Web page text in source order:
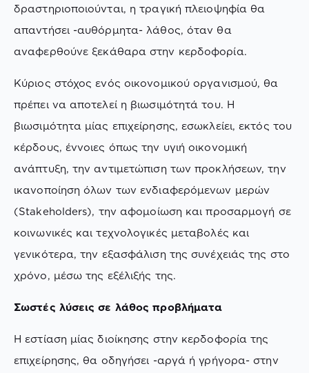
δραστηριοποιούνται, η τραγική πλειοψηφία θα
απαντήσει -αυθόρμητα- λάθος, όταν θα
αναφερθούνε ξεκάθαρα στην κερδοφορία.
Κύριος στόχος ενός οικονομικού οργανισμού, θα
πρέπει να αποτελεί η βιωσιμότητά του. Η
βιωσιμότητα μίας επιχείρησης, εσωκλείει, εκτός του
κέρδους, έννοιες όπως την υγιή οικονομική
ανάπτυξη, την αντιμετώπιση των προκλήσεων, την
ικανοποίηση όλων των ενδιαφερόμενων μερών
(Stakeholders), την αφομοίωση και προσαρμογή σε
κοινωνικές και τεχνολογικές μεταβολές και
γενικότερα, την εξασφάλιση της συνέχειάς της στο
χρόνο, μέσω της εξέλιξής της.
Σωστές λύσεις σε λάθος προβλήματα
Η εστίαση μίας διοίκησης στην κερδοφορία της
επιχείρησης, θα οδηγήσει -αργά ή γρήγορα- στην